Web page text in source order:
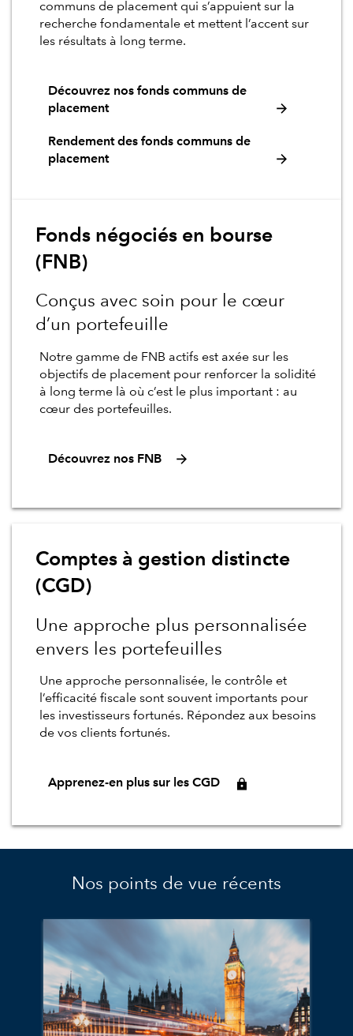
communs de placement qui s’appuient sur la
recherche fondamentale et mettent l’accent sur
les résultats à long terme.
Découvrez nos fonds communs de
placement
Rendement des fonds communs de
placement
Fonds négociés en bourse
(FNB)
Conçus avec soin pour le cœur
d’un portefeuille
Notre gamme de FNB actifs est axée sur les
objectifs de placement pour renforcer la solidité
à long terme là où c’est le plus important : au
cœur des portefeuilles.
Découvrez nos FNB
Comptes à gestion distincte
(CGD)
Une approche plus personnalisée
envers les portefeuilles
Une approche personnalisée, le contrôle et
l’efficacité fiscale sont souvent importants pour
les investisseurs fortunés. Répondez aux besoins
de vos clients fortunés.
Apprenez-en plus sur les CGD
Nos points de vue récents